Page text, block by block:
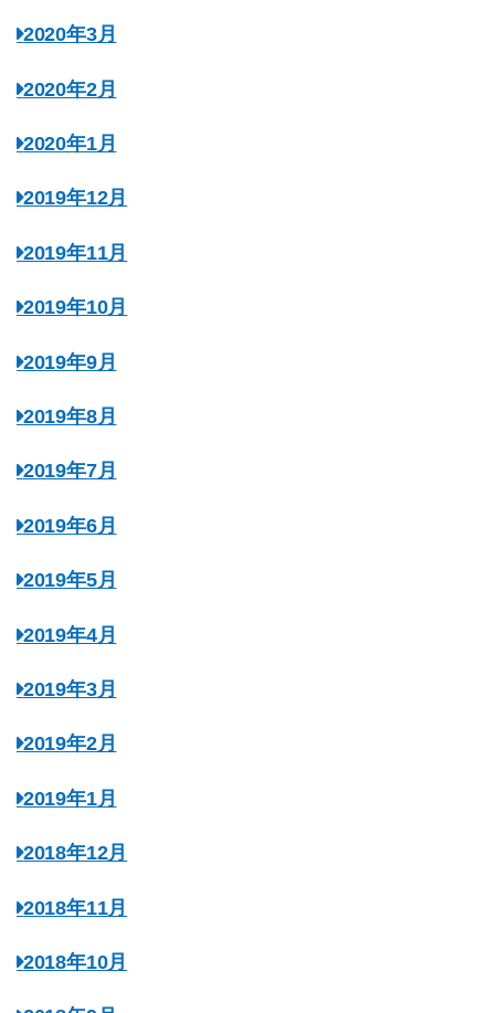
2020年3月
2020年2月
2020年1月
2019年12月
2019年11月
2019年10月
2019年9月
2019年8月
2019年7月
2019年6月
2019年5月
2019年4月
2019年3月
2019年2月
2019年1月
2018年12月
2018年11月
2018年10月